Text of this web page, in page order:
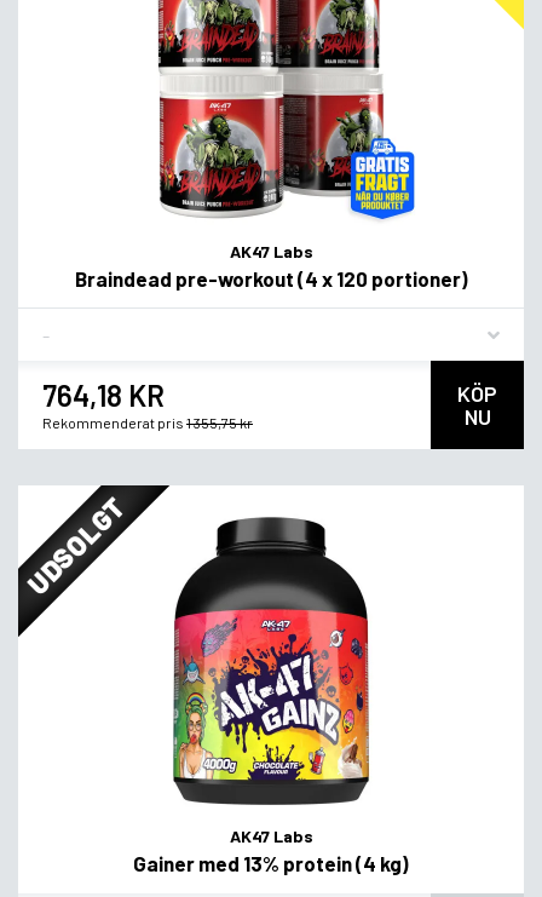
AK47 Labs
Braindead pre-workout (4 x 120 portioner)
764,18 KR
Rekommenderat pris 1 355,75 kr
KÖP
NU
UDSOLGT
AK47 Labs
Gainer med 13% protein (4 kg)